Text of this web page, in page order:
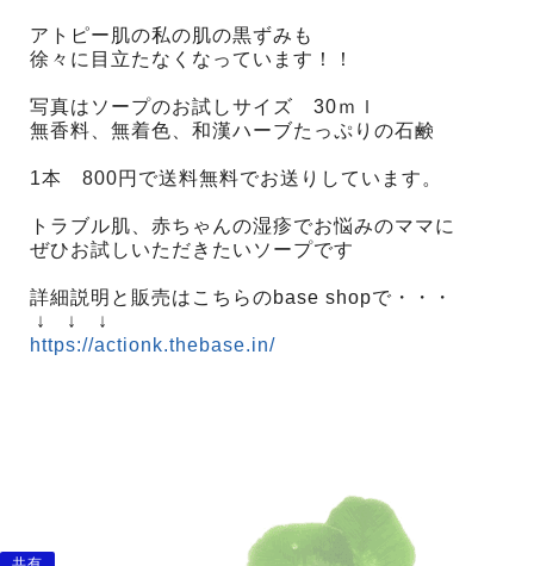
アトピー肌の私の肌の黒ずみも
徐々に目立たなくなっています！！
写真はソープのお試しサイズ 30ｍｌ
無香料、無着色、和漢ハーブたっぷりの石鹸
1本 800円で送料無料でお送りしています。
トラブル肌、赤ちゃんの湿疹でお悩みのママに
ぜひお試しいただきたいソープです
詳細説明と販売はこちらのbase shopで・・・
↓ ↓ ↓
https://actionk.thebase.in/